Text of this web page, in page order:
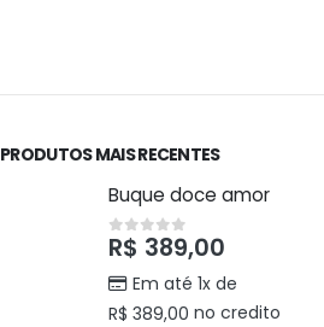
PRODUTOS MAIS RECENTES
Buque doce amor
0out of 5
R$ 389,00
Em até 1x de
R$ 389,00 no credito